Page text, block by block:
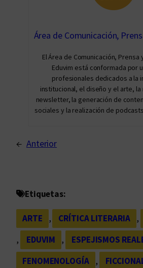
Área de Comunicación,
El Área de Comunicación, Prensa
Eduvim está conformada por
profesionales dedicados a la
institucional, el diseño y el arte,
newsletter, la generación de
sociales y la realización de
← Anterior
Etiquetas:
ARTE , CRÍTICA LITERARIA ,
,
EDUVIM , ESPEJISMOS
FENOMENOLOGÍA
,